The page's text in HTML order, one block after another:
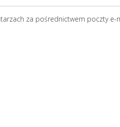
za pośrednictwem poczty e-